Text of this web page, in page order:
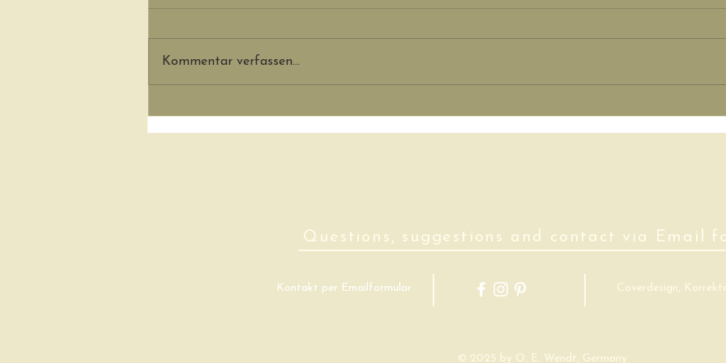
Kommentar verfassen...
Questions, suggestions and contact via Email
Kontakt per Emailformular Coverdesign,
© 2025 by O. E. Wendt, Germany